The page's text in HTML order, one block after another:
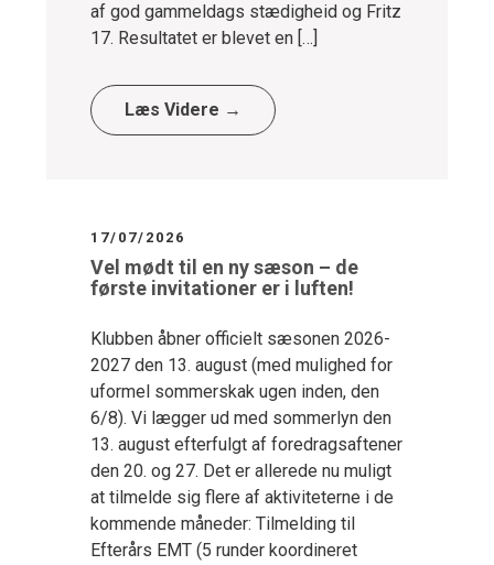
af god gammeldags stædigheid og Fritz
17. Resultatet er blevet en […]
Læs Videre →
17/07/2026
Vel mødt til en ny sæson – de
første invitationer er i luften!
Klubben åbner officielt sæsonen 2026-
2027 den 13. august (med mulighed for
uformel sommerskak ugen inden, den
6/8). Vi lægger ud med sommerlyn den
13. august efterfulgt af foredragsaftener
den 20. og 27. Det er allerede nu muligt
at tilmelde sig flere af aktiviteterne i de
kommende måneder: Tilmelding til
Efterårs EMT (5 runder koordineret